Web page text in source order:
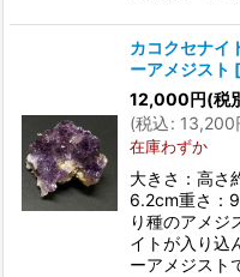
カコクセナイ
ーアメジスト [
12,000円(税
(税込: 13,200
在庫わずか
大きさ：高さ
6.2cm重さ：
り種のアメジ
イトが入り込
ーアメジスト